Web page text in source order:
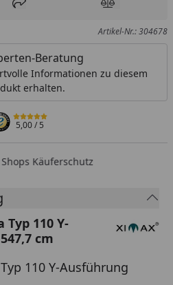
hinzufügen
Teilen Produkt
Artikel-Nr.: 304678
Beratung
Informationen zu diesem
erhalten.
5,00/ 5
Käuferschutz
110 Y-
cm
110 Y-Ausführung